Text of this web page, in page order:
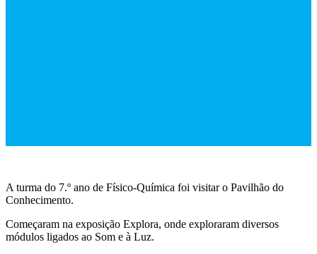
A turma do 7.º ano de Físico-Química foi visitar o Pavilhão do
Conhecimento.
Começaram na exposição Explora, onde exploraram diversos
módulos ligados ao Som e à Luz.